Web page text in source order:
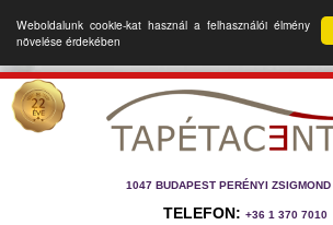
Weboldalunk cookie-kat használ a felhasználói élmény
növelése érdekében
1047 BUDAPEST PERÉNYI ZSIGMOND
TELEFON: +36 1 370 7010